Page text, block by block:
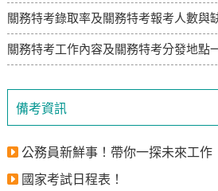
備考資訊
公務員新鮮事！帶你一探未來工作
國家考試日程表！
關務特考錄取率及關務特考報考人數與
關務特考工作內容及關務特考分發地點